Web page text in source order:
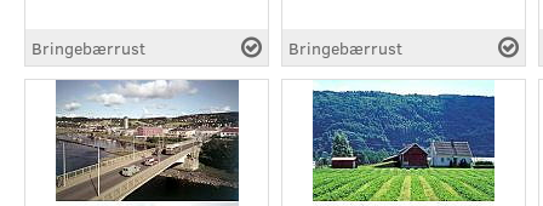
Bringebærrust Bringebærrust